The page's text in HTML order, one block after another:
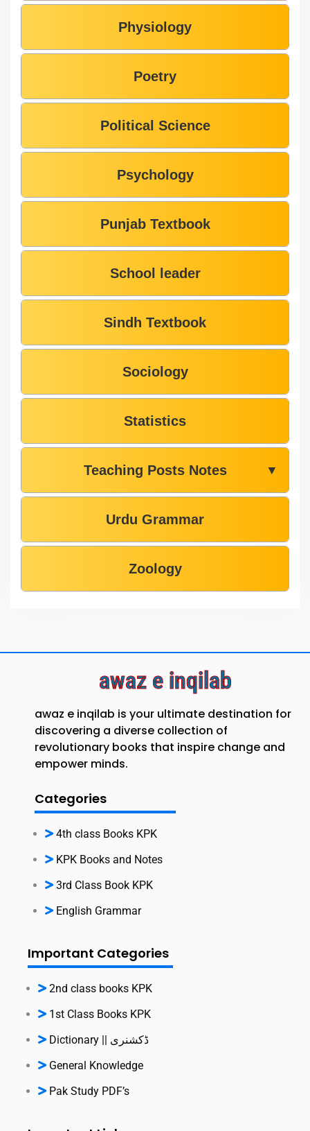
Physiology
Poetry
Political Science
Psychology
Punjab Textbook
School leader
Sindh Textbook
Sociology
Statistics
Teaching Posts Notes ▼
Urdu Grammar
Zoology
awaz e inqilab
awaz e inqilab is your ultimate destination for
discovering a diverse collection of
revolutionary books that inspire change and
empower minds.
Categories
4th class Books KPK
KPK Books and Notes
3rd Class Book KPK
English Grammar
Important Categories
2nd class books KPK
1st Class Books KPK
Dictionary || ڈکشنری
General Knowledge
Pak Study PDF’s